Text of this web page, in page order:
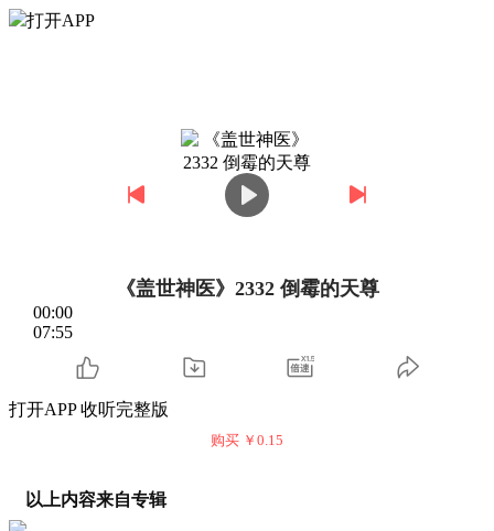
打开APP
《盖世神医》2332 倒霉的天尊
00:00
07:55
打开APP 收听完整版
购买 ￥ 0.15
以上内容来自专辑